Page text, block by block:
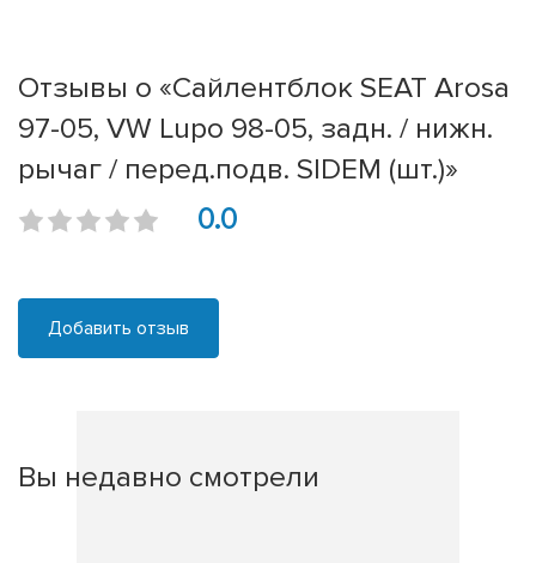
Отзывы о «Сайлентблок SEAT Arosa
97-05, VW Lupo 98-05, задн. / нижн.
рычаг / перед.подв. SIDEM (шт.)»
0.0
Добавить отзыв
Вы недавно смотрели